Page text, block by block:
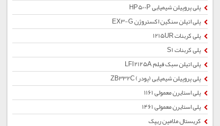
پلی پروپیلن شیمیایی HP500P
پلی اتیلن سنگین اکستروژن EX3-G
پلی کربنات 1215UR
پلی کربنات S1
پلی اتیلن سبک فیلم LFI2125A
پلی پروپیلن شیمیایی (پودر) ZB332C
پلی استایرن معمولی 1161
پلی استایرن معمولی 1461
کریستال ملامین ریپک